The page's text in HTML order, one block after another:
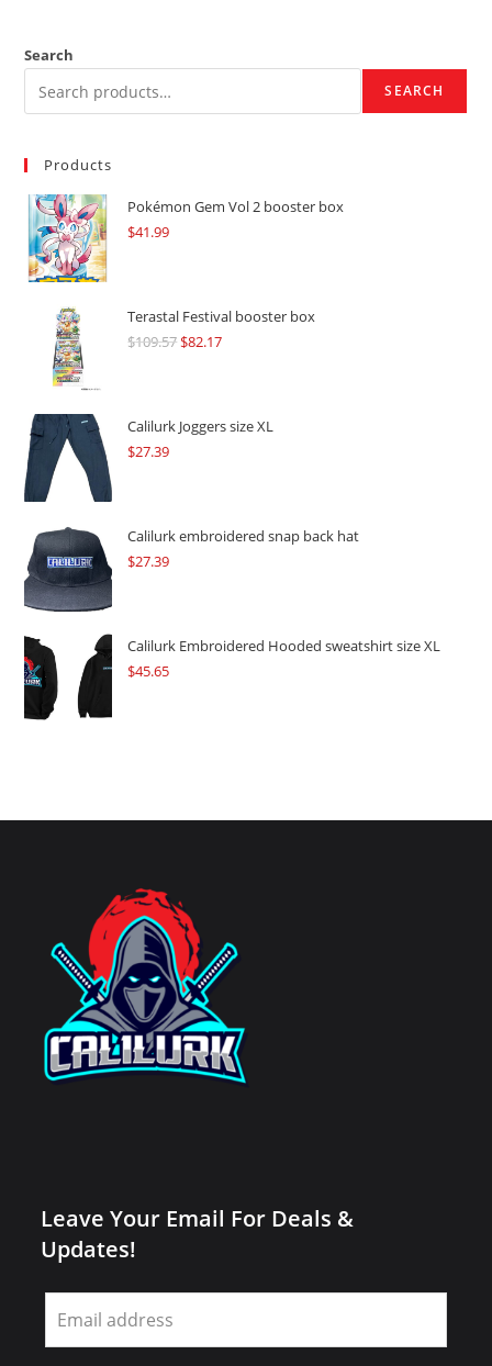
Search
SEARCH
Products
Pokémon Gem Vol 2 booster box
$41.99
Terastal Festival booster box
$109.57Original
$109.57.
$82.17Current
$82.17.
Calilurk Joggers size XL
$27.39
Calilurk embroidered snap back hat
$27.39
Calilurk Embroidered Hooded sweatshirt size XL
$45.65
Leave Your Email For Deals &
Updates!
Leave
this